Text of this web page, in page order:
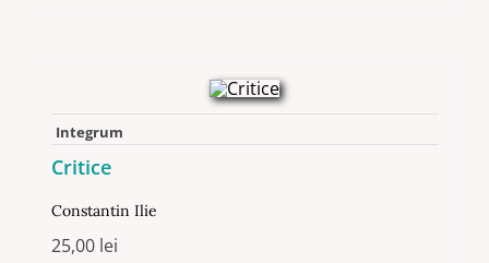
Integrum
Critice
Constantin Ilie
25,00 lei